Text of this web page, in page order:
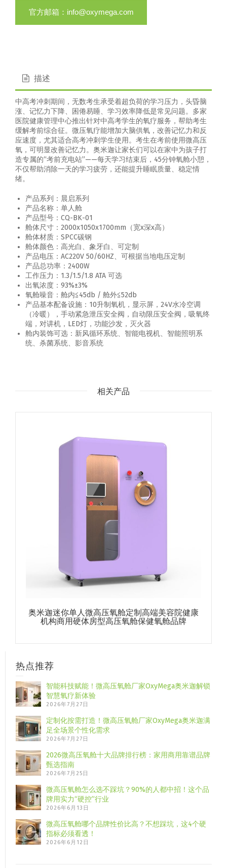
官方邮箱：info@oxymega.com
描述
中高考冲刺期间，无数考生承受着超负荷的学习压力，头昏脑
涨、记忆力下降、困倦易睡、学习效率降低是常见问题。多家
医院健康管理中心推出针对中高考学生的氧疗服务，帮助考生
缓解考前综合征。微压氧疗能增加大脑供氧，改善记忆力和反
应速度，尤其适合高考冲刺学生使用。考生在考前使用微高压
氧，可明显改善记忆力。奥米迦让家长们可以在家中为孩子打
造专属的“考前充电站”——每天学习结束后，45分钟氧舱小憩，
不仅帮助消除一天的学习疲劳，还能提升睡眠质量、稳定情
绪。
产品系列：晨启系列
产品名称：单人舱
产品型号：CQ-BK-01
舱体尺寸：2000x1050x1700mm（宽x深x高）
舱体材质：SPCC碳钢
舱体颜色：高光白、象牙白、可定制
产品电压：AC220V 50/60HZ、可根据当地电压定制
产品总功率：2400W
工作压力：1.3/1.5/1.8 ATA 可选
出氧浓度：93%±3%
氧舱噪音：舱内≦45db / 舱外≦52db
产品基本配备设施：10升制氧机，显示屏，24V水冷空调
（冷暖），手动紧急泄压安全阀，自动限压安全阀，吸氧终
端，对讲机，LED灯，功能沙发，灭火器
舱内装饰可选：新风循环系统、智能电视机、智能照明系
统、杀菌系统、影音系统
相关产品
奥米迦迷你单人微高压氧舱定制高端美容院健康
机构商用硬体房型高压氧舱保健氧舱品牌
热点推荐
智能科技赋能！微高压氧舱厂家OxyMega奥米迦解锁
智慧氧疗新体验
2026年7月27日
定制化按需打造！微高压氧舱厂家OxyMega奥米迦满
足全场景个性化需求
2026年7月27日
2026微高压氧舱十大品牌排行榜：家用商用靠谱品牌
甄选指南
2026年7月25日
微高压氧舱怎么选不踩坑？90%的人都中招！这个品
牌用实力“硬控”行业
2026年6月13日
微高压氧舱哪个品牌性价比高？不想踩坑，这4个硬
指标必须看透！
2026年6月12日